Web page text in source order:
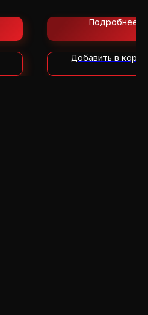
Подробнее
Добавить в